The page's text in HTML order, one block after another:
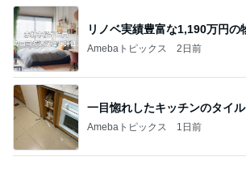
一目惚れしたキッチンのタイル
Amebaトピックス 1日前